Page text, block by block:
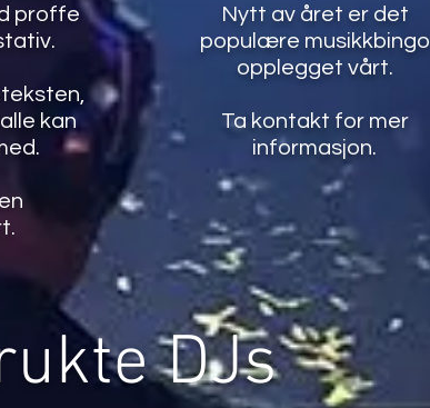
proffe
kan
Nytt av året er det
populære musikkbingo
opplegget vårt.
Ta kontakt for mer
informasjon.
DJs